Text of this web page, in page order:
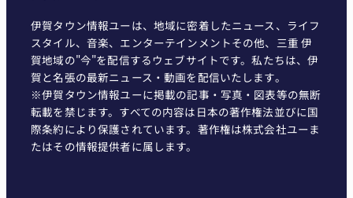
伊賀タウン情報ユーは、地域に密着したニュース、ライフ
スタイル、音楽、エンターテインメントその他、三重 伊
賀地域の"今"を配信するウェブサイトです。私たちは、伊
賀と名張の最新ニュース・動画を配信いたします。
※伊賀タウン情報ユーに掲載の記事・写真・図表等の無断
転載を禁じます。すべての内容は日本の著作権法並びに国
際条約により保護されています。著作権は株式会社ユーま
たはその情報提供者に属します。